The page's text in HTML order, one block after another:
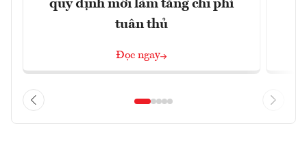
quy định mới làm tăng chi phí
tuân thủ
Đọc ngay